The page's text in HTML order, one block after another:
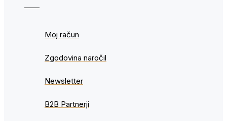
Moj račun
Zgodovina naročil
Newsletter
B2B Partnerji